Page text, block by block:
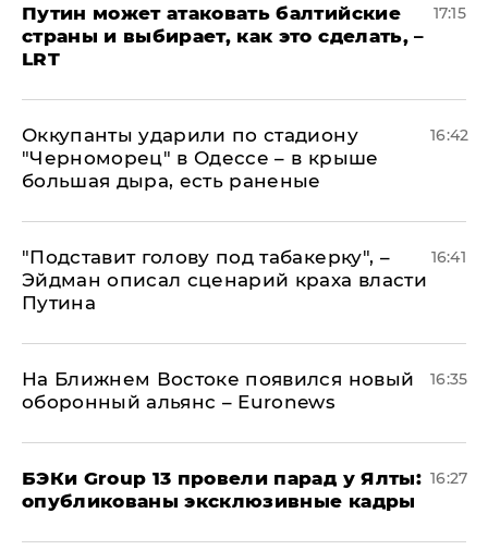
Путин может атаковать балтийские
страны и выбирает, как это сделать, –
LRT
17:15
Оккупанты ударили по стадиону
"Черноморец" в Одессе – в крыше
большая дыра, есть раненые
16:42
​"Подставит голову под табакерку", –
Эйдман описал сценарий краха власти
Путина
16:41
На Ближнем Востоке появился новый
оборонный альянс – Euronews
16:35
​БЭКи Group 13 провели парад у Ялты:
опубликованы эксклюзивные кадры
16:27